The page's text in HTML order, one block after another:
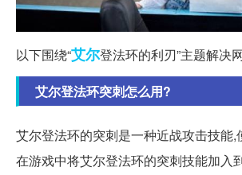
以下围绕“艾尔登法环的利刃”主题解决
艾尔登法环突刺怎么用?
艾尔登法环的突刺是一种近战攻击技能,
在游戏中将艾尔登法环的突刺技能加入